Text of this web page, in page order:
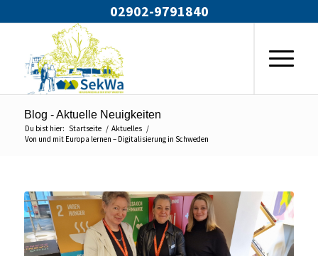
02902-9791840
Blog - Aktuelle Neuigkeiten
Du bist hier: Startseite / Aktuelles /
Von und mit Europa lernen – Digitalisierung in Schweden